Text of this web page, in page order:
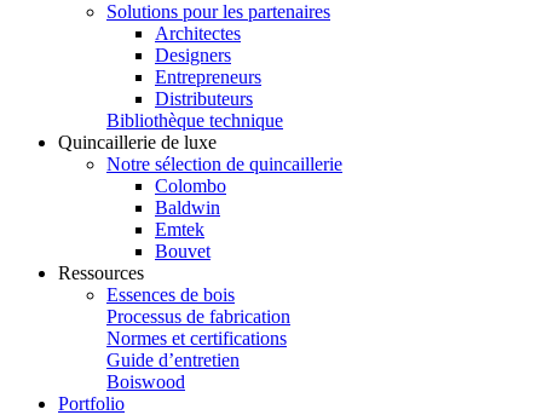
Solutions pour les partenaires
Architectes
Designers
Entrepreneurs
Distributeurs
Bibliothèque technique
Quincaillerie de luxe
Notre sélection de quincaillerie
Colombo
Baldwin
Emtek
Bouvet
Ressources
Essences de bois
Processus de fabrication
Normes et certifications
Guide d’entretien
Boiswood
Portfolio